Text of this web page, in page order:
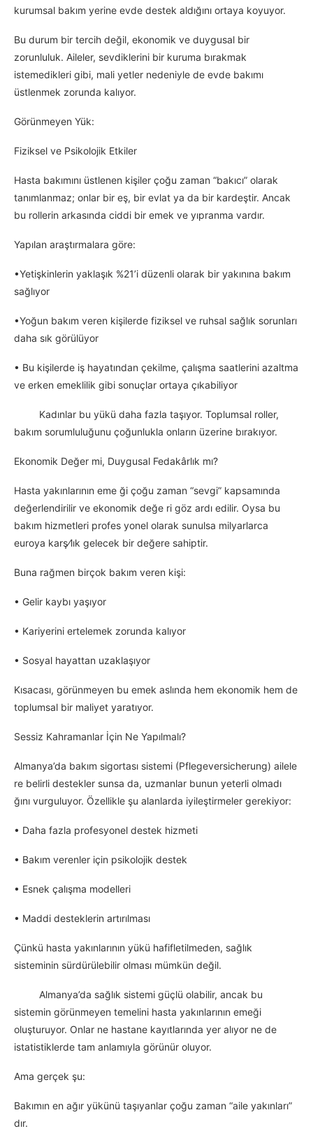
kurumsal bakım yerine evde destek aldığını ortaya koyuyor.
Bu durum bir tercih değil, ekonomik ve duygusal bir
zorunluluk. Aileler, sevdiklerini bir kuruma bırakmak
istemedikleri gibi, mali yetler nedeniyle de evde bakımı
üstlenmek zorunda kalıyor.
Görünmeyen Yük:
Fiziksel ve Psikolojik Etkiler
Hasta bakımını üstlenen kişiler çoğu zaman “bakıcı” olarak
tanımlanmaz; onlar bir eş, bir evlat ya da bir kardeştir. Ancak
bu rollerin arkasında ciddi bir emek ve yıpranma vardır.
Yapılan araştırmalara göre:
•Yetişkinlerin yaklaşık %21’i düzenli olarak bir yakınına bakım
sağlıyor
•Yoğun bakım veren kişilerde fiziksel ve ruhsal sağlık sorunları
daha sık görülüyor
• Bu kişilerde iş hayatından çekilme, çalışma saatlerini azaltma
ve erken emeklilik gibi sonuçlar ortaya çıkabiliyor
Kadınlar bu yükü daha fazla taşıyor. Toplumsal roller,
bakım sorumluluğunu çoğunlukla onların üzerine bırakıyor.
Ekonomik Değer mi, Duygusal Fedakârlık mı?
Hasta yakınlarının eme ği çoğu zaman “sevgi” kapsamında
değerlendirilir ve ekonomik değe ri göz ardı edilir. Oysa bu
bakım hizmetleri profes yonel olarak sunulsa milyarlarca
euroya karş⁄lık gelecek bir değere sahiptir.
Buna rağmen birçok bakım veren kişi:
• Gelir kaybı yaşıyor
• Kariyerini ertelemek zorunda kalıyor
• Sosyal hayattan uzaklaşıyor
Kısacası, görünmeyen bu emek aslında hem ekonomik hem de
toplumsal bir maliyet yaratıyor.
Sessiz Kahramanlar İçin Ne Yapılmalı?
Almanya’da bakım sigortası sistemi (Pflegeversicherung) ailele
re belirli destekler sunsa da, uzmanlar bunun yeterli olmadı
ğını vurguluyor. Özellikle şu alanlarda iyileştirmeler gerekiyor:
• Daha fazla profesyonel destek hizmeti
• Bakım verenler için psikolojik destek
• Esnek çalışma modelleri
• Maddi desteklerin artırılması
Çünkü hasta yakınlarının yükü hafifletilmeden, sağlık
sisteminin sürdürülebilir olması mümkün değil.
Almanya’da sağlık sistemi güçlü olabilir, ancak bu
sistemin görünmeyen temelini hasta yakınlarının emeği
oluşturuyor. Onlar ne hastane kayıtlarında yer alıyor ne de
istatistiklerde tam anlamıyla görünür oluyor.
Ama gerçek şu:
Bakımın en ağır yükünü taşıyanlar çoğu zaman “aile yakınları”
dır.